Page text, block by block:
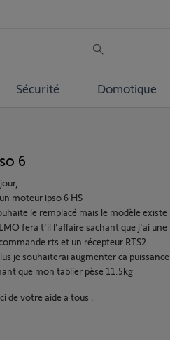
Sécurité Domotique
6
moteur ipso 6 HS
le remplacé mais le modèle existe
fera t'il l'affaire sachant que j'ai une
rts et un récepteur RTS2.
je souhaiterai augmenter ca
que mon tablier pèse 11.5kg
de votre aide a tous .